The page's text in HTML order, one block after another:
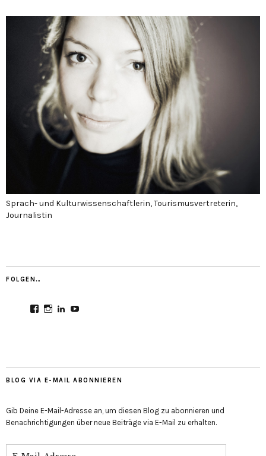
Sprach- und Kulturwissenschaftlerin, Tourismusvertreterin,
Journalistin
FOLGEN…
ProfilProfilProfil
LinkedIn
Profil
BLOG VIA E-MAIL ABONNIEREN
Gib Deine E-Mail-Adresse an, um diesen Blog zu abonnieren und
Benachrichtigungen über neue Beiträge via E-Mail zu erhalten.